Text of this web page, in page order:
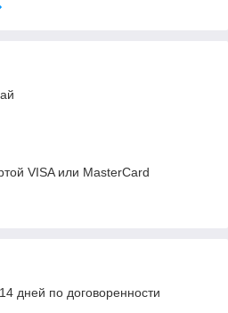
VISA или MasterCard
дней по договоренности